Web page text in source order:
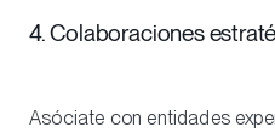
4. Colaboraciones
Asóciate con entidades